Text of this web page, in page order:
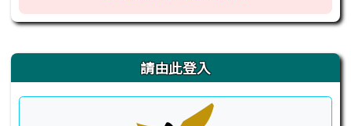
右邊區域內容 請由此登入